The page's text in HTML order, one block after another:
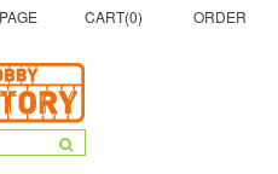
CART(0) ORDER